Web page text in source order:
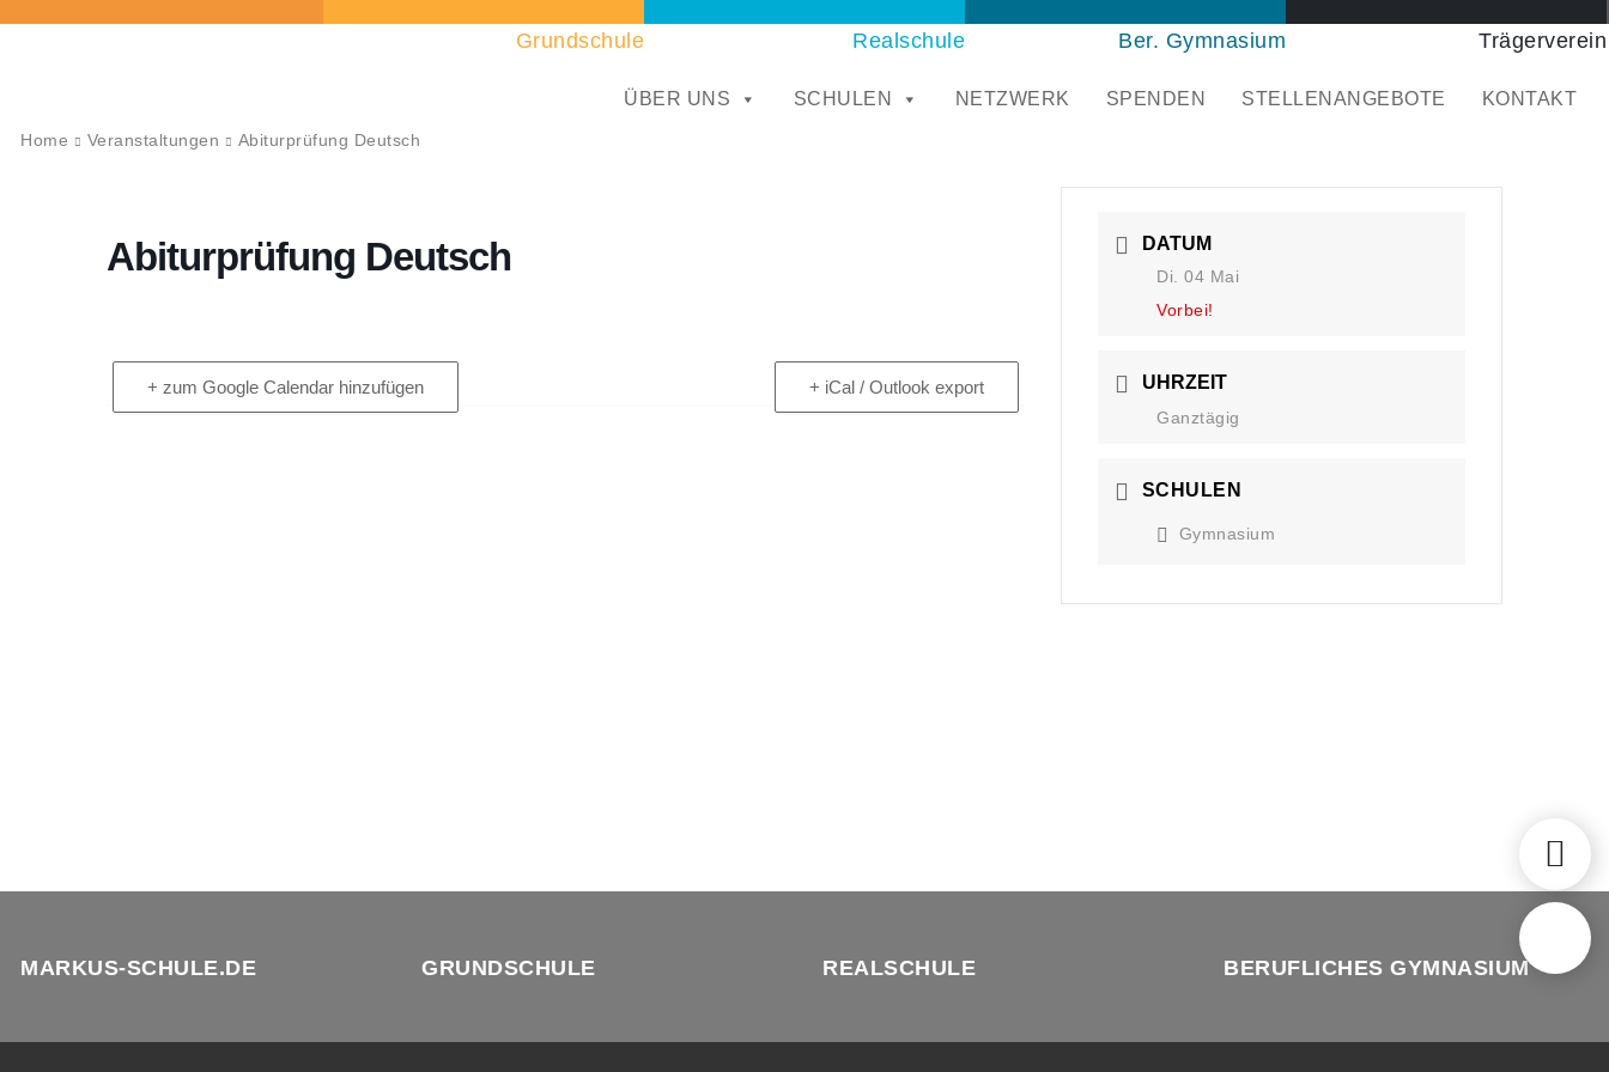
Grundschule Realschule Ber. Gymnasium Trägerverein
ÜBER UNS SCHULEN NETZWERK SPENDEN STELLENANGEBOTE KONTAKT
Home Veranstaltungen Abiturprüfung Deutsch
Abiturprüfung Deutsch
+ zum Google Calendar hinzufügen + iCal / Outlook export
DATUM
Di. 04 Mai
Vorbei!
UHRZEIT
Ganztägig
SCHULEN
Gymnasium
MARKUS-SCHULE.DE GRUNDSCHULE REALSCHULE BERUFLICHES GYMNASIUM